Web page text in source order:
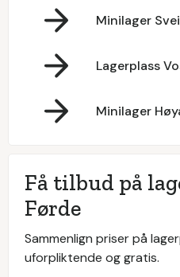
Minilager
Lagerplass
Minilager
Få tilbud på
Førde
Sammenlign priser på
uforpliktende og gratis.